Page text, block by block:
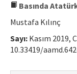
Basında
Mustafa Kılınç
Sayı: Kasım 2019,
10.33419/